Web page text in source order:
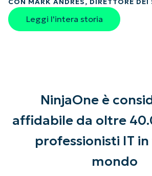
Leggi l'intera storia
NinjaOne è
affidabile da oltre
professionisti IT
mondo